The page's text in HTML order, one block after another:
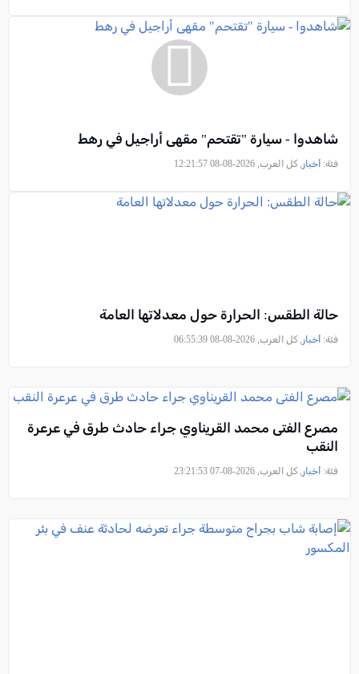
شاهدوا - سيارة "تقتحم" مقهى أراجيل في رهط
فئة: أخبار , كل العرب, 2026-08-08 12:21:57
حالة الطقس: الحرارة حول معدلاتها العامة
فئة: أخبار , كل العرب, 2026-08-08 06:55:39
مصرع الفتى محمد القريناوي جراء حادث طرق في عرعرة
النقب
فئة: أخبار , كل العرب, 2026-08-07 23:21:53